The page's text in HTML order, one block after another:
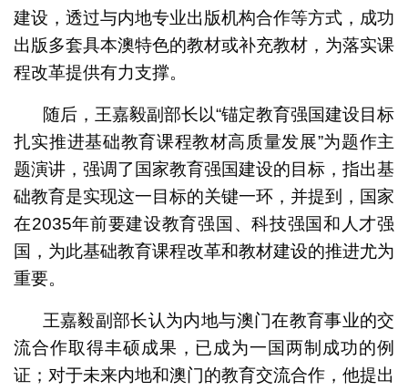
建设，透过与内地专业出版机构合作等方式，成功
出版多套具本澳特色的教材或补充教材，为落实课
程改革提供有力支撑。
随后，王嘉毅副部长以“锚定教育强国建设目标
扎实推进基础教育课程教材高质量发展”为题作主
题演讲，强调了国家教育强国建设的目标，指出基
础教育是实现这一目标的关键一环，并提到，国家
在2035年前要建设教育强国、科技强国和人才强
国，为此基础教育课程改革和教材建设的推进尤为
重要。
王嘉毅副部长认为内地与澳门在教育事业的交
流合作取得丰硕成果，已成为一国两制成功的例
证；对于未来内地和澳门的教育交流合作，他提出